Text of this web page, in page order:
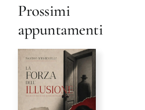
Prossimi
appuntamenti